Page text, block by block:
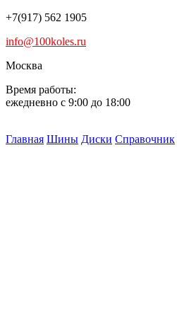
+7(917) 562 1905
info@100koles.ru
Москва
Время работы:
ежедневно с 9:00 до 18:00
Главная Шины Диски Справочник